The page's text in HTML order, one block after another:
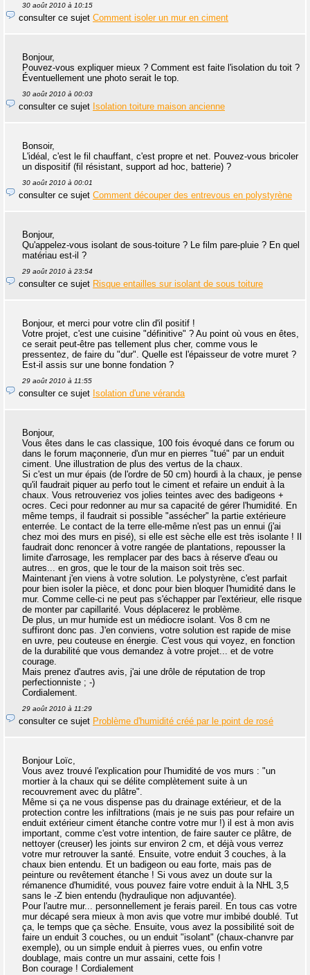
30 août 2010 à 10:15
consulter ce sujet Comment isoler un mur en ciment
Bonjour,
Pouvez-vous expliquer mieux ? Comment est faite l'isolation du toit ?
Éventuellement une photo serait le top.
30 août 2010 à 00:03
consulter ce sujet Isolation toiture maison ancienne
Bonsoir,
L'idéal, c'est le fil chauffant, c'est propre et net. Pouvez-vous bricoler
un dispositif (fil résistant, support ad hoc, batterie) ?
30 août 2010 à 00:01
consulter ce sujet Comment découper des entrevous en polystyrène
Bonjour,
Qu'appelez-vous isolant de sous-toiture ? Le film pare-pluie ? En quel
matériau est-il ?
29 août 2010 à 23:54
consulter ce sujet Risque entailles sur isolant de sous toiture
Bonjour, et merci pour votre clin d'il positif !
Votre projet, c'est une cuisine "définitive" ? Au point où vous en êtes,
ce serait peut-être pas tellement plus cher, comme vous le
pressentez, de faire du "dur". Quelle est l'épaisseur de votre muret ?
Est-il assis sur une bonne fondation ?
29 août 2010 à 11:55
consulter ce sujet Isolation d'une véranda
Bonjour,
Vous êtes dans le cas classique, 100 fois évoqué dans ce forum ou
dans le forum maçonnerie, d'un mur en pierres "tué" par un enduit
ciment. Une illustration de plus des vertus de la chaux.
Si c'est un mur épais (de l'ordre de 50 cm) hourdi à la chaux, je pense
qu'il faudrait piquer au perfo tout le ciment et refaire un enduit à la
chaux. Vous retrouveriez vos jolies teintes avec des badigeons +
ocres. Ceci pour redonner au mur sa capacité de gérer l'humidité. En
même temps, il faudrait si possible "assécher" la partie extérieure
enterrée. Le contact de la terre elle-même n'est pas un ennui (j'ai
chez moi des murs en pisé), si elle est sèche elle est très isolante ! Il
faudrait donc renoncer à votre rangée de plantations, repousser la
limite d'arrosage, les remplacer par des bacs à réserve d'eau ou
autres... en gros, que le tour de la maison soit très sec.
Maintenant j'en viens à votre solution. Le polystyrène, c'est parfait
pour bien isoler la pièce, et donc pour bien bloquer l'humidité dans le
mur. Comme celle-ci ne peut pas s'échapper par l'extérieur, elle risque
de monter par capillarité. Vous déplacerez le problème.
De plus, un mur humide est un médiocre isolant. Vos 8 cm ne
suffiront donc pas. J'en conviens, votre solution est rapide de mise
en uvre, peu couteuse en énergie. C'est vous qui voyez, en fonction
de la durabilité que vous demandez à votre projet... et de votre
courage.
Mais prenez d'autres avis, j'ai une drôle de réputation de trop
perfectionniste ; -)
Cordialement.
29 août 2010 à 11:29
consulter ce sujet Problème d'humidité créé par le point de rosé
Bonjour Loïc,
Vous avez trouvé l'explication pour l'humidité de vos murs : "un
mortier à la chaux qui se délite complètement suite à un
recouvrement avec du plâtre".
Même si ça ne vous dispense pas du drainage extérieur, et de la
protection contre les infiltrations (mais je ne suis pas pour refaire un
enduit extérieur ciment étanche contre votre mur !) il est à mon avis
important, comme c'est votre intention, de faire sauter ce plâtre, de
nettoyer (creuser) les joints sur environ 2 cm, et déjà vous verrez
votre mur retrouver la santé. Ensuite, votre enduit 3 couches, à la
chaux bien entendu. Et un badigeon ou eau forte, mais pas de
peinture ou revêtement étanche ! Si vous avez un doute sur la
rémanence d'humidité, vous pouvez faire votre enduit à la NHL 3,5
sans le -Z bien entendu (hydraulique non adjuvantée).
Pour l'autre mur... personnellement je ferais pareil. En tous cas votre
mur décapé sera mieux à mon avis que votre mur imbibé doublé. Tut
ça, le temps que ça sèche. Ensuite, vous avez la possibilité soit de
faire un enduit 3 couches, ou un enduit "isolant" (chaux-chanvre par
exemple), ou un simple enduit à pierres vues, ou enfin votre
doublage, mais contre un mur assaini, cette fois !
Bon courage ! Cordialement